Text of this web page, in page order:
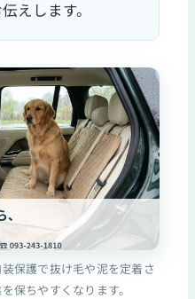
えします。
保護で抜け毛や泥を定着さ
保ちやすくなります。